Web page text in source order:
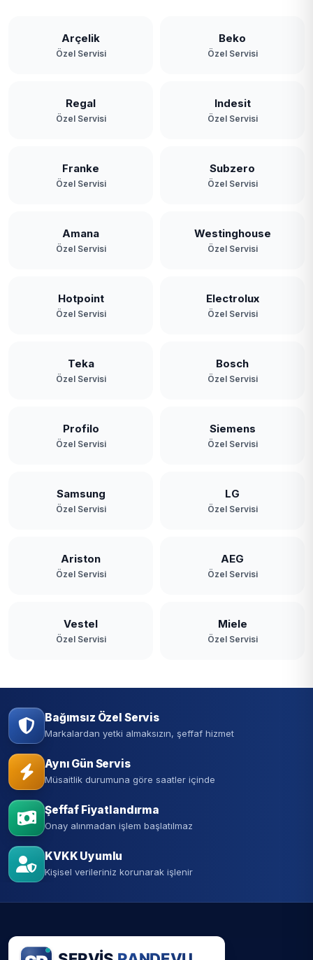
Arçelik
Özel Servisi
Beko
Özel Servisi
Regal
Özel Servisi
Indesit
Özel Servisi
Franke
Özel Servisi
Subzero
Özel Servisi
Amana
Özel Servisi
Westinghouse
Özel Servisi
Hotpoint
Özel Servisi
Electrolux
Özel Servisi
Teka
Özel Servisi
Bosch
Özel Servisi
Profilo
Özel Servisi
Siemens
Özel Servisi
Samsung
Özel Servisi
LG
Özel Servisi
Ariston
Özel Servisi
AEG
Özel Servisi
Vestel
Özel Servisi
Miele
Özel Servisi
Bağımsız Özel Servis
Markalardan yetki almaksızın, şeffaf hizmet
Aynı Gün Servis
Müsaitlik durumuna göre saatler içinde
Şeffaf Fiyatlandırma
Onay alınmadan işlem başlatılmaz
KVKK Uyumlu
Kişisel verileriniz korunarak işlenir